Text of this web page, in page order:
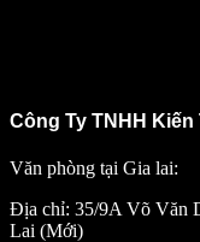
Công Ty TNHH
Văn phòng tại Gia lai:
Địa chỉ: 35/9A Võ Văn
Lai (Mới)